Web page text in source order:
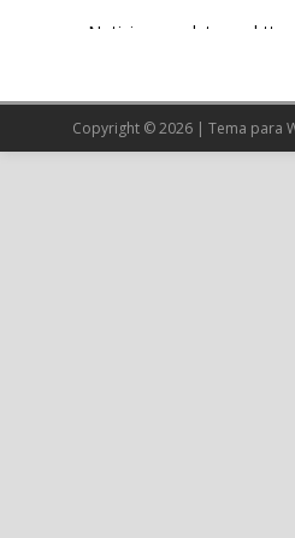
Noticia completa en:
Cargar
Copyright © 2026 | Tema para